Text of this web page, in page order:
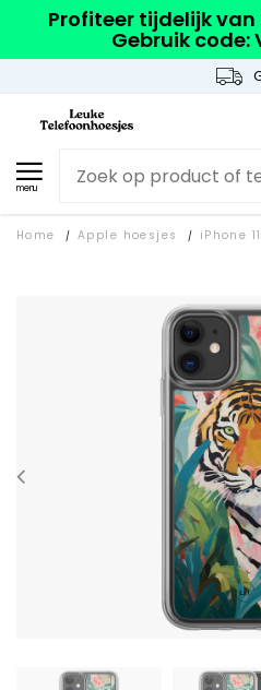
Profiteer tijdelijk
Gebruik code:
Gratis
menu
Home / Apple hoesjes / iPhone